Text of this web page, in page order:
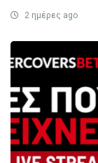
2 ημέρες ago